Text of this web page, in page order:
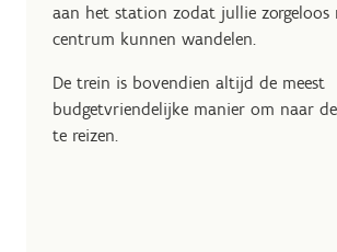
aan het station zodat jullie zorgeloos
centrum kunnen wandelen.
De trein is bovendien altijd de meest
budgetvriendelijke manier om naar
te reizen.